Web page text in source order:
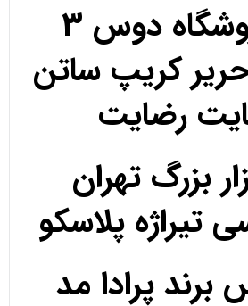
فروشی فروشگاه دوس 3
کریپ ساتن
رضایت
بزرگ تهران
تیراژه پلاسکو
پرادا مد